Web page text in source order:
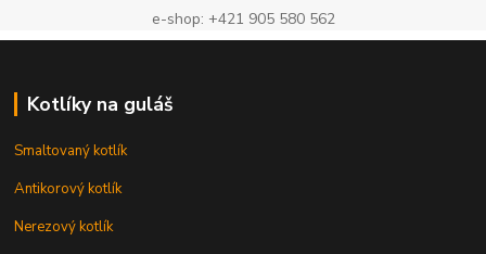
e-shop: +421 905 580 562
Kotlíky na guláš
Smaltovaný kotlík
Antikorový kotlík
Nerezový kotlík